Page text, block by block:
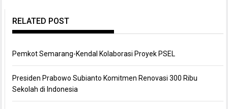
RELATED POST
Pemkot Semarang-Kendal Kolaborasi Proyek PSEL
Presiden Prabowo Subianto Komitmen Renovasi 300 Ribu
Sekolah di Indonesia